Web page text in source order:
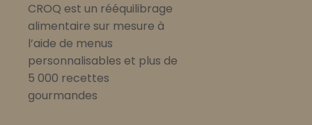
CROQ est un rééquilibrage
alimentaire sur mesure à
l’aide de menus
personnalisables et plus de
5 000 recettes
gourmandes